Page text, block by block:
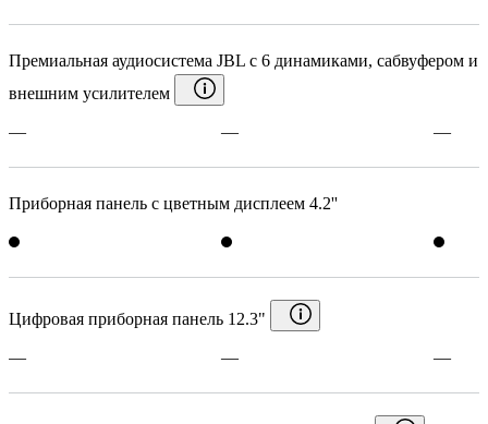
Премиальная аудиосистема JBL с 6 динамиками, сабвуфером и
внешним усилителем
— — —
Приборная панель c цветным дисплеем 4.2''
Цифровая приборная панель 12.3"
— — —